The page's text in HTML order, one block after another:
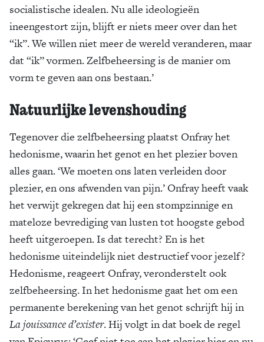
socialistische idealen. Nu alle ideologieën
ineengestort zijn, blijft er niets meer over dan het
“ik”. We willen niet meer de wereld veranderen, maar
dat “ik” vormen. Zelfbeheersing is de manier om
vorm te geven aan ons bestaan.’
Natuurlijke levenshouding
Tegenover die zelfbeheersing plaatst Onfray het
hedonisme, waarin het genot en het plezier boven
alles gaan. ‘We moeten ons laten verleiden door
plezier, en ons afwenden van pijn.’ Onfray heeft vaak
het verwijt gekregen dat hij een stompzinnige en
mateloze bevrediging van lusten tot hoogste gebod
heeft uitgeroepen. Is dat terecht? En is het
hedonisme uiteindelijk niet destructief voor jezelf?
Hedonisme, reageert Onfray, veronderstelt ook
zelfbeheersing. In het hedonisme gaat het om een
permanente berekening van het genot schrijft hij in
La jouissance d’exister. Hij volgt in dat boek de regel